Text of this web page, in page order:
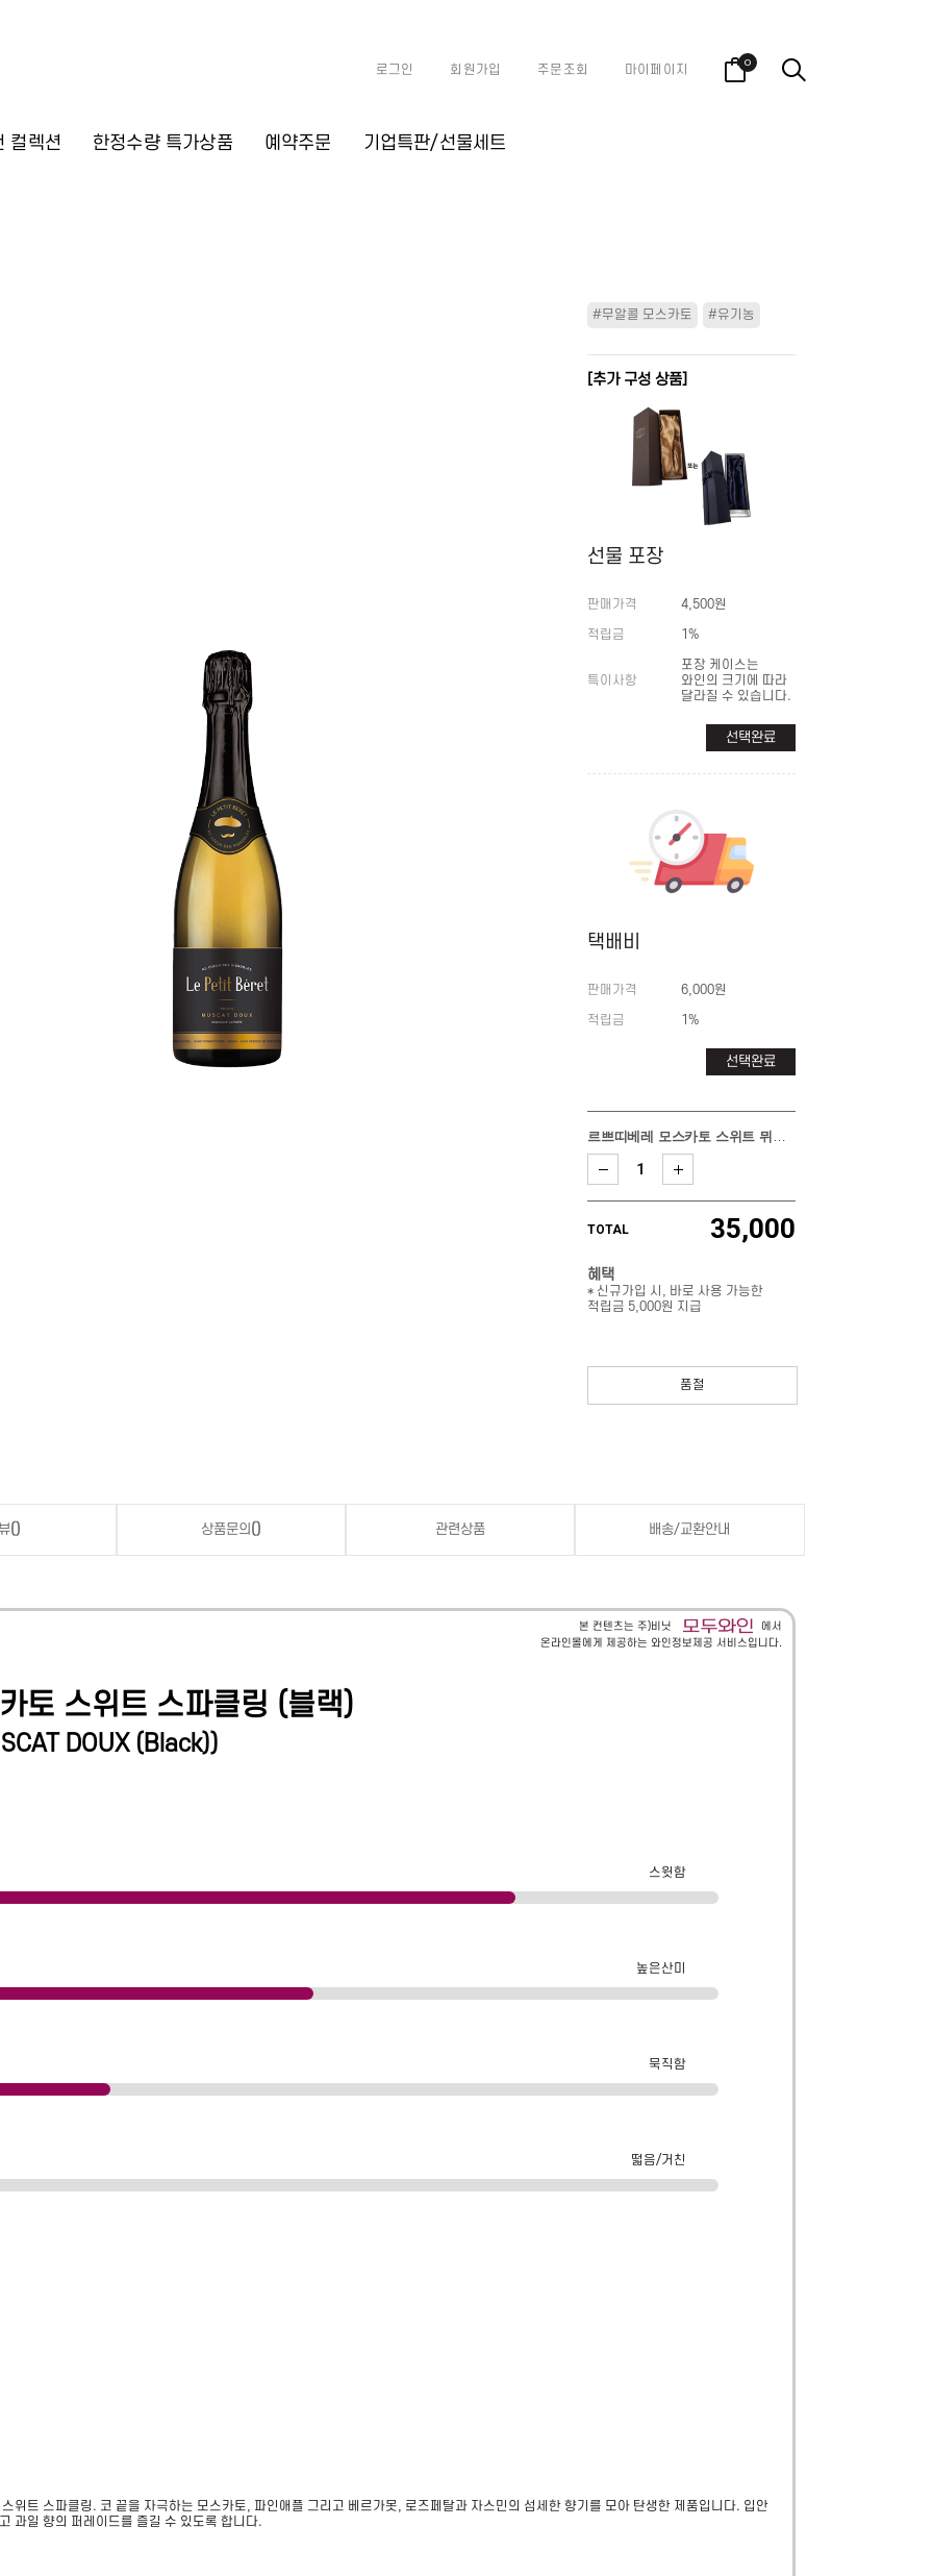
컬렉션 한정수량 특가상품 예약주문 기업특판/선물세트
로그인 회원가입 주문조회 마이페이지 0
#무알콜 모스카토 #유기농
[추가 구성 상품]
선물 포장
판매가격 4,500원
적립금 1%
특이사항
포장 케이스는
와인의 크기에 따라
달라질 수 있습니다.
선택완료
택배비
판매가격 6,000원
적립금 1%
선택완료
르쁘띠베레 모스카토 스위트 뮈스까 두 스파클링
TOTAL 35,000
혜택
* 신규가입 시, 바로 사용 가능한
적립금 5,000원 지급
품절
() 상품문의 () 관련상품 배송/교환안내
본 컨텐츠는 주)비닛
에서
온라인몰에게 제공하는 와인정보제공 서비스입니다.
토 스위트 스파클링 (블랙)
DOUX (Black))
스윗함
높은산미
묵직함
떫음/거친
위트 스파클링. 코 끝을 자극하는 모스카토, 파인애플 그리고 베르가못, 로즈페탈과 자스민의 섬세한 향기를 모아 탄생한 제품입니다. 입안
과일 향의 퍼레이드를 즐길 수 있도록 합니다.